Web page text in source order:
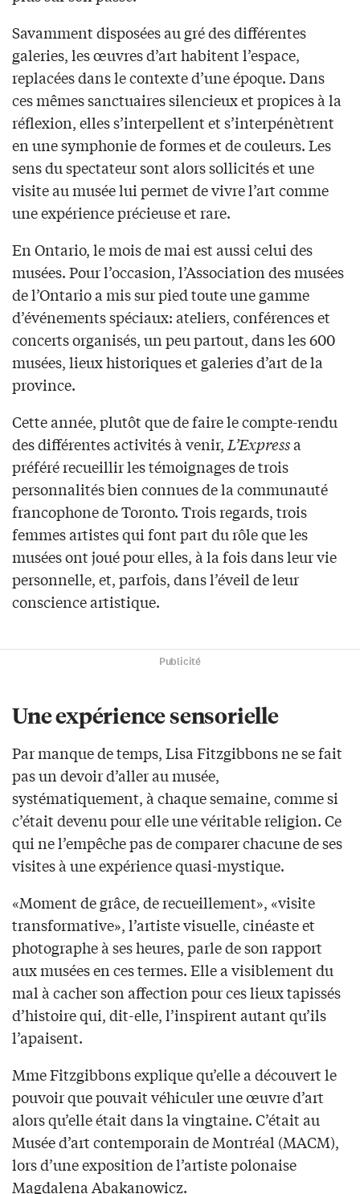
Savamment disposées au gré des différentes
galeries, les œuvres d’art habitent l’espace,
replacées dans le contexte d’une époque. Dans
ces mêmes sanctuaires silencieux et propices à la
réflexion, elles s’interpellent et s’interpénètrent
en une symphonie de formes et de couleurs. Les
sens du spectateur sont alors sollicités et une
visite au musée lui permet de vivre l’art comme
une expérience précieuse et rare.
En Ontario, le mois de mai est aussi celui des
musées. Pour l’occasion, l’Association des musées
de l’Ontario a mis sur pied toute une gamme
d’événements spéciaux: ateliers, conférences et
concerts organisés, un peu partout, dans les 600
musées, lieux historiques et galeries d’art de la
province.
Cette année, plutôt que de faire le compte-rendu
des différentes activités à venir,L’Expressa
préféré recueillir les témoignages de trois
personnalités bien connues de la communauté
francophone de Toronto. Trois regards, trois
femmes artistes qui font part du rôle que les
musées ont joué pour elles, à la fois dans leur vie
personnelle, et, parfois, dans l’éveil de leur
conscience artistique.
Publicité
Une expérience sensorielle
Par manque de temps, Lisa Fitzgibbons ne se fait
pas un devoir d’aller au musée,
systématiquement, à chaque semaine, comme si
c’était devenu pour elle une véritable religion. Ce
qui ne l’empêche pas de comparer chacune de ses
visites à une expérience quasi-mystique.
«Moment de grâce, de recueillement», «visite
transformative», l’artiste visuelle, cinéaste et
photographe à ses heures, parle de son rapport
aux musées en ces termes. Elle a visiblement du
mal à cacher son affection pour ces lieux tapissés
d’histoire qui, dit-elle, l’inspirent autant qu’ils
l’apaisent.
Mme Fitzgibbons explique qu’elle a découvert le
pouvoir que pouvait véhiculer une œuvre d’art
alors qu’elle était dans la vingtaine. C’était au
Musée d’art contemporain de Montréal (MACM),
lors d’une exposition de l’artiste polonaise
Magdalena Abakanowicz.